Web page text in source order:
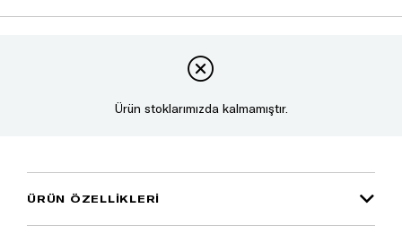
Ürün stoklarımızda kalmamıştır.
ÜRÜN ÖZELLIKLERI